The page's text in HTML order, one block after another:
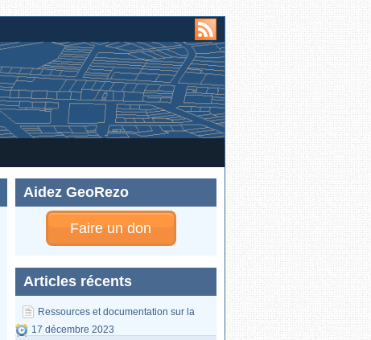
Aidez GeoRezo
Faire un don
Articles récents
Ressources et documentation sur la
donnée cadastrale
17 décembre 2023